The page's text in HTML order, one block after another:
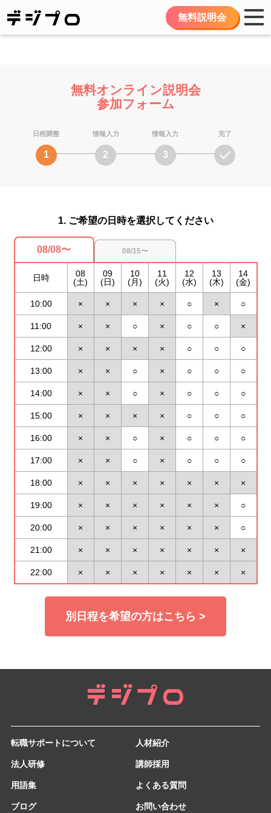
無料説明会
無料オンライン説明会
参加フォーム
日程調整
1
情報入力
2
情報入力
3
完了
1. ご希望の日時を選択してください
08/08〜 08/15〜
日時
08
(土)
09
(日)
10
(月)
11
(火)
12
(水)
13
(木)
14
(金)
10:00 × × × × ○ × ○
11:00 × × ○ × ○ ○ ×
12:00 × × × × ○ ○ ○
13:00 × × ○ × ○ ○ ○
14:00 × × ○ × ○ ○ ○
15:00 × × × × ○ ○ ○
16:00 × × ○ × ○ ○ ○
17:00 × × ○ × ○ ○ ○
18:00 × × × × × × ×
19:00 × × × × × × ○
20:00 × × × × × × ○
21:00 × × × × × × ×
22:00 × × × × × × ×
別日程を希望の方はこちら >
転職サポートについて 人材紹介
法人研修 講師採用
用語集 よくある質問
ブログ お問い合わせ